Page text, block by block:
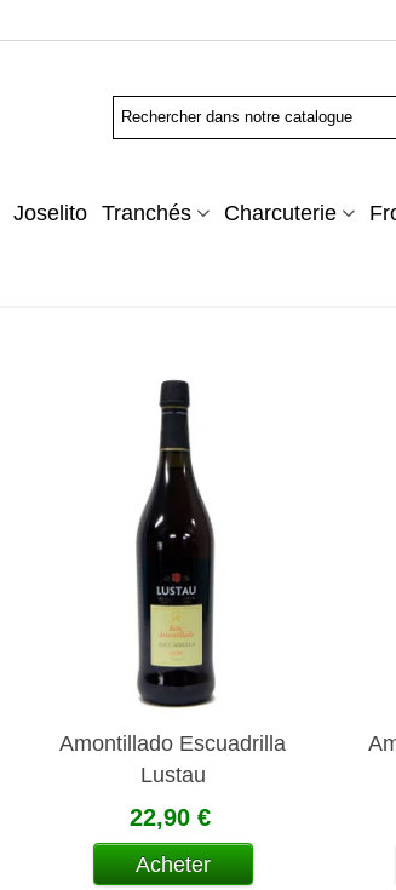
Joselito Tranchés Charcuterie
Amontillado Escuadrilla
Lustau
22,90 €
Acheter